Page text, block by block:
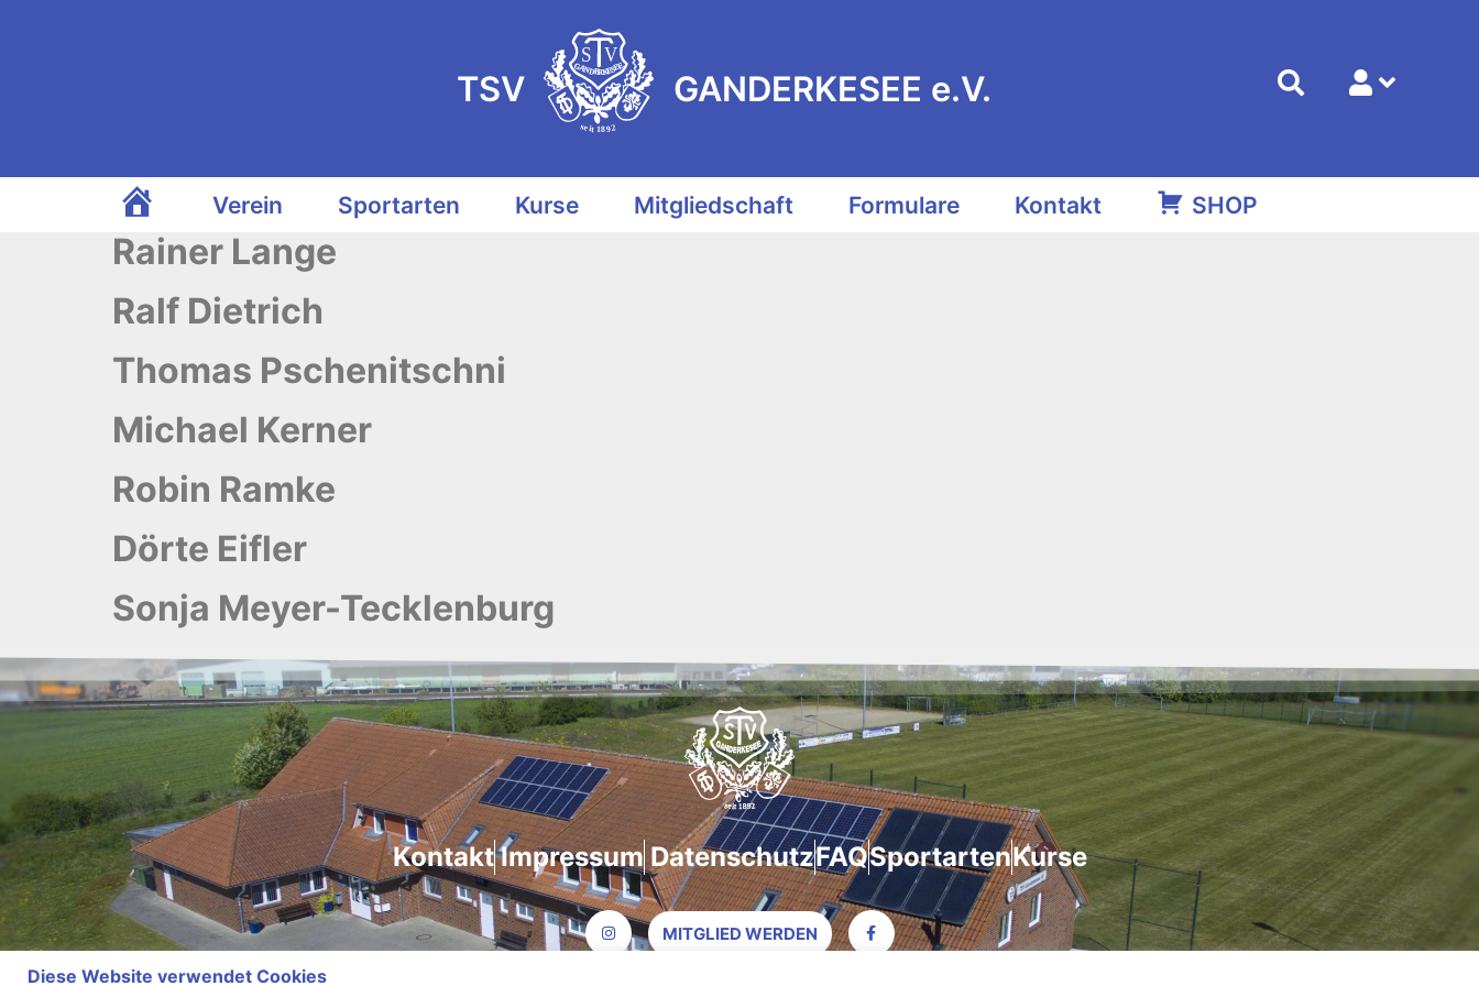
TSV
seit 1892
GANDERKESEE
S V
GANDERKESEE e.V.
TSV Ganderkesee
Verein Sportarten Kurse Mitgliedschaft Formulare Kontakt SHOP
Rainer Lange
Ralf Dietrich
Thomas Pschenitschni
Michael Kerner
Robin Ramke
Dörte Eifler
Sonja Meyer-Tecklenburg
seit 1892
Kontakt Impressum DatenschutzFAQSportartenKurse
MITGLIED WERDEN
Diese Website verwendet Cookies